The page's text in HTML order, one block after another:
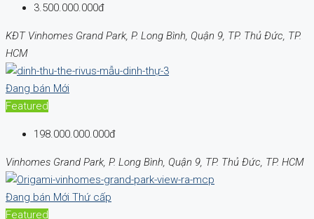
3.500.000.000đ
KĐT Vinhomes Grand Park, P. Long Bình, Quận 9, TP. Thủ Đức, TP.
HCM
Đang bán Mới
Featured
198.000.000.000đ
Vinhomes Grand Park, P. Long Bình, Quận 9, TP. Thủ Đức, TP. HCM
Đang bán Mới Thứ cấp
Featured